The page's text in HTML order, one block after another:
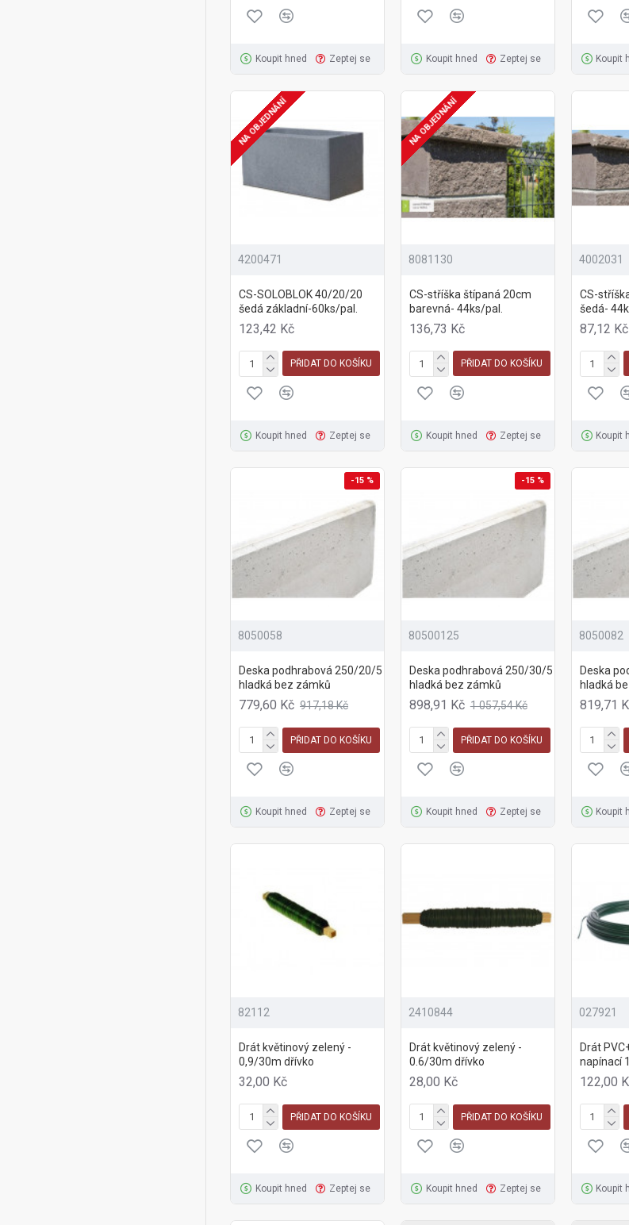
Koupit hned Zeptej se Koupit hned Zeptej se Koupit
NA OBJEDNÁNÍ
4200471
CS-SOLOBLOK 40/20/20
šedá základní-60ks/pal.
123,42 Kč
PŘIDAT DO KOŠÍKU
Koupit hned Zeptej se
NA OBJEDNÁNÍ
8081130
CS-stříška štípaná 20cm
barevná- 44ks/pal.
136,73 Kč
PŘIDAT DO KOŠÍKU
Koupit hned Zeptej se
4002031
CS-
šedá-
87,12 Kč
Koupit
-15 %
8050058
Deska podhrabová 250/20/5
hladká bez zámků
779,60 Kč 917,18 Kč
PŘIDAT DO KOŠÍKU
Koupit hned Zeptej se
-15 %
80500125
Deska podhrabová 250/30/5
hladká bez zámků
898,91 Kč 1 057,54 Kč
PŘIDAT DO KOŠÍKU
Koupit hned Zeptej se
8050082
Deska
hladká
819,71
Koupit
82112
Drát květinový zelený -
0,9/30m dřívko
32,00 Kč
PŘIDAT DO KOŠÍKU
Koupit hned Zeptej se
2410844
Drát květinový zelený -
0.6/30m dřívko
28,00 Kč
PŘIDAT DO KOŠÍKU
Koupit hned Zeptej se
027921
Drát
napínací
122,00
Koupit